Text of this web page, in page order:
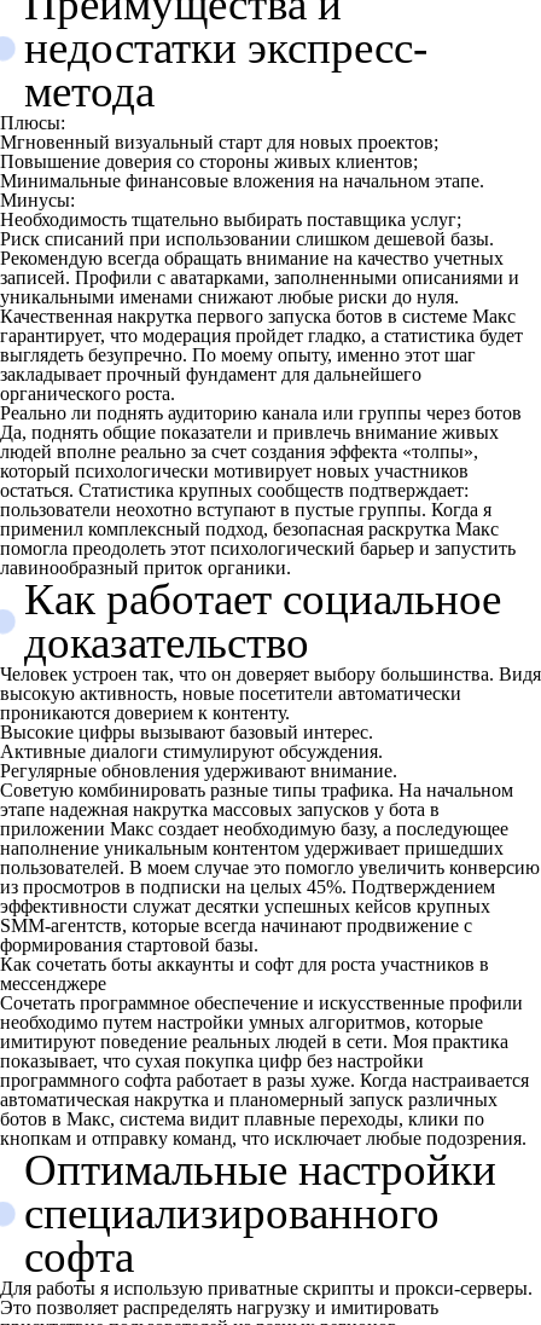
недостатки экспресс-
метода
Плюсы:
Мгновенный визуальный старт для новых проектов;
Повышение доверия со стороны живых клиентов;
Минимальные финансовые вложения на начальном этапе.
Минусы:
Необходимость тщательно выбирать поставщика услуг;
Риск списаний при использовании слишком дешевой базы.
Рекомендую всегда обращать внимание на качество учетных
записей. Профили с аватарками, заполненными описаниями и
уникальными именами снижают любые риски до нуля.
Качественная накрутка первого запуска ботов в системе Макс
гарантирует, что модерация пройдет гладко, а статистика будет
выглядеть безупречно. По моему опыту, именно этот шаг
закладывает прочный фундамент для дальнейшего
органического роста.
Реально ли поднять аудиторию канала или группы через ботов
Да, поднять общие показатели и привлечь внимание живых
людей вполне реально за счет создания эффекта «толпы»,
который психологически мотивирует новых участников
остаться. Статистика крупных сообществ подтверждает:
пользователи неохотно вступают в пустые группы. Когда я
применил комплексный подход, безопасная раскрутка Макс
помогла преодолеть этот психологический барьер и запустить
лавинообразный приток органики.
Как работает социальное
доказательство
Человек устроен так, что он доверяет выбору большинства. Видя
высокую активность, новые посетители автоматически
проникаются доверием к контенту.
Высокие цифры вызывают базовый интерес.
Активные диалоги стимулируют обсуждения.
Регулярные обновления удерживают внимание.
Советую комбинировать разные типы трафика. На начальном
этапе надежная накрутка массовых запусков у бота в
приложении Макс создает необходимую базу, а последующее
наполнение уникальным контентом удерживает пришедших
пользователей. В моем случае это помогло увеличить конверсию
из просмотров в подписки на целых 45%. Подтверждением
эффективности служат десятки успешных кейсов крупных
SMM-агентств, которые всегда начинают продвижение с
формирования стартовой базы.
Как сочетать боты аккаунты и софт для роста участников в
мессенджере
Сочетать программное обеспечение и искусственные профили
необходимо путем настройки умных алгоритмов, которые
имитируют поведение реальных людей в сети. Моя практика
показывает, что сухая покупка цифр без настройки
программного софта работает в разы хуже. Когда настраивается
автоматическая накрутка и планомерный запуск различных
ботов в Макс, система видит плавные переходы, клики по
кнопкам и отправку команд, что исключает любые подозрения.
Оптимальные настройки
специализированного
софта
Для работы я использую приватные скрипты и прокси-серверы.
Это позволяет распределять нагрузку и имитировать